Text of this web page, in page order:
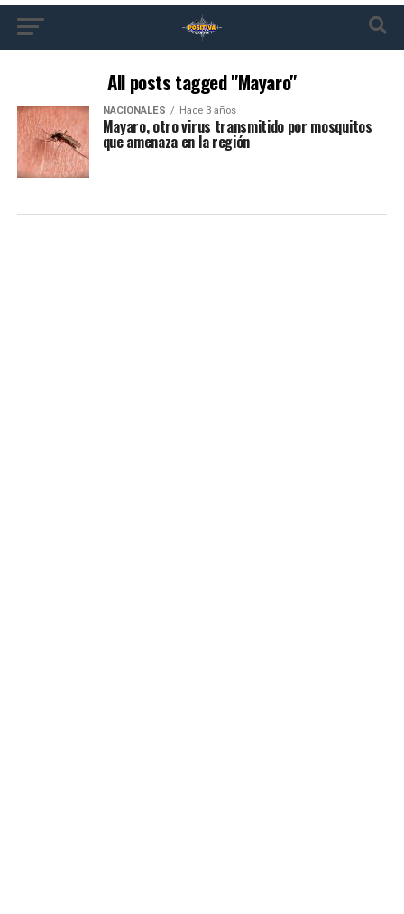
All posts tagged "Mayaro"
NACIONALES Hace 3 años
Mayaro, otro virus transmitido por mosquitos
que amenaza en la región